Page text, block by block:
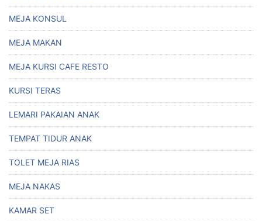
MEJA KONSUL
MEJA MAKAN
MEJA KURSI CAFE RESTO
KURSI TERAS
LEMARI PAKAIAN ANAK
TEMPAT TIDUR ANAK
TOLET MEJA RIAS
MEJA NAKAS
KAMAR SET